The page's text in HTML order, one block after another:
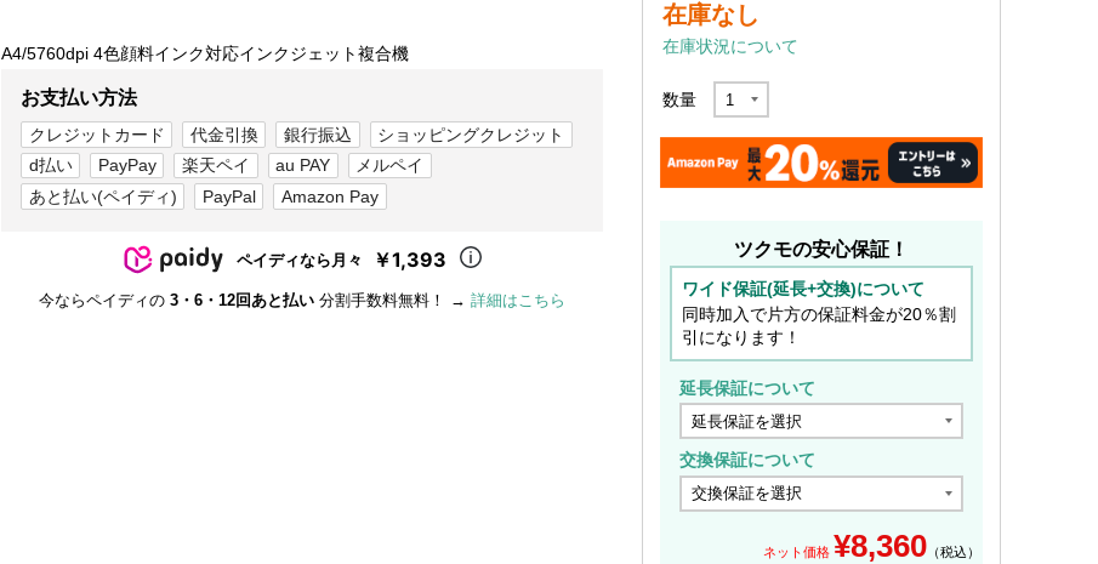
A4/5760dpi 4色顔料インク対応インクジェット複合機
お支払い方法
クレジットカード 代金引換 銀行振込
ショッピングクレジット
d払い
PayPay 楽天ペイ au PAY
メルペイ
あと払い(ペイディ)
PayPal Amazon Pay
ペイディなら月々 ￥1,393
今ならペイディの 3・6・12回あと払い 分割手数料無料！ → 詳細はこちら
在庫なし
在庫状況について
数量
ツクモの安心保証！
ワイド保証(延長+交換)について
同時加入で片方の保証料金が20％割
引になります！
延長保証について
交換保証について
ネット価格 ¥8,360 （税込）